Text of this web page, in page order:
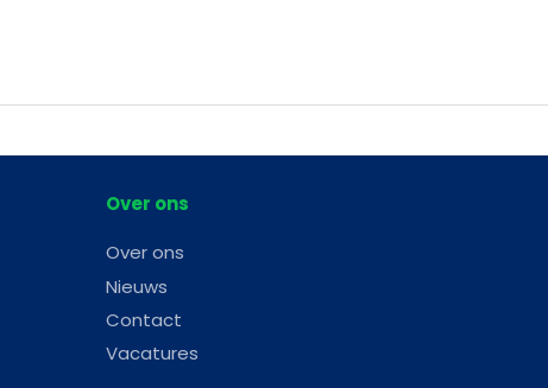
Over ons
Over ons
Nieuws
Contact
Vacatures